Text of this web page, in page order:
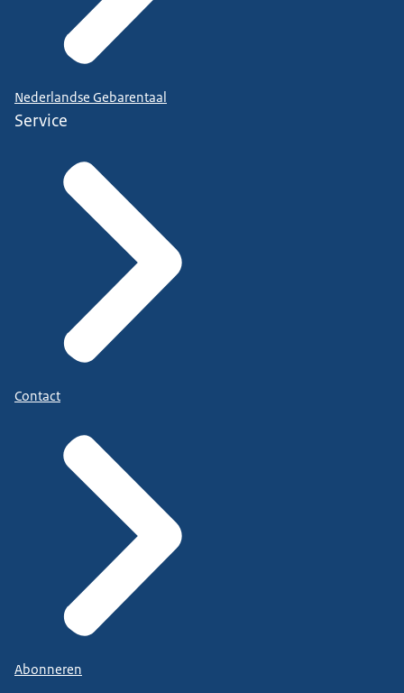
Nederlandse Gebarentaal
Service
Contact
Abonneren